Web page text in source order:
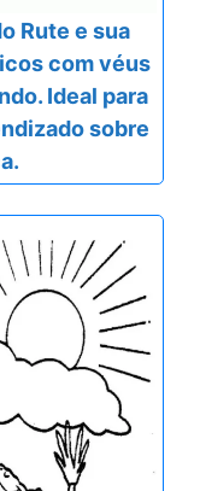
Rute e sua
com véus
Ideal para
sobre